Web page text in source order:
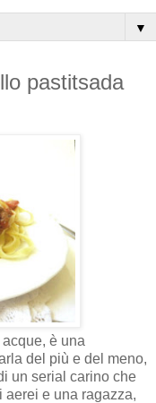
▼
pastitsada
è una
del più e del meno,
un serial carino che
aerei e una ragazza,